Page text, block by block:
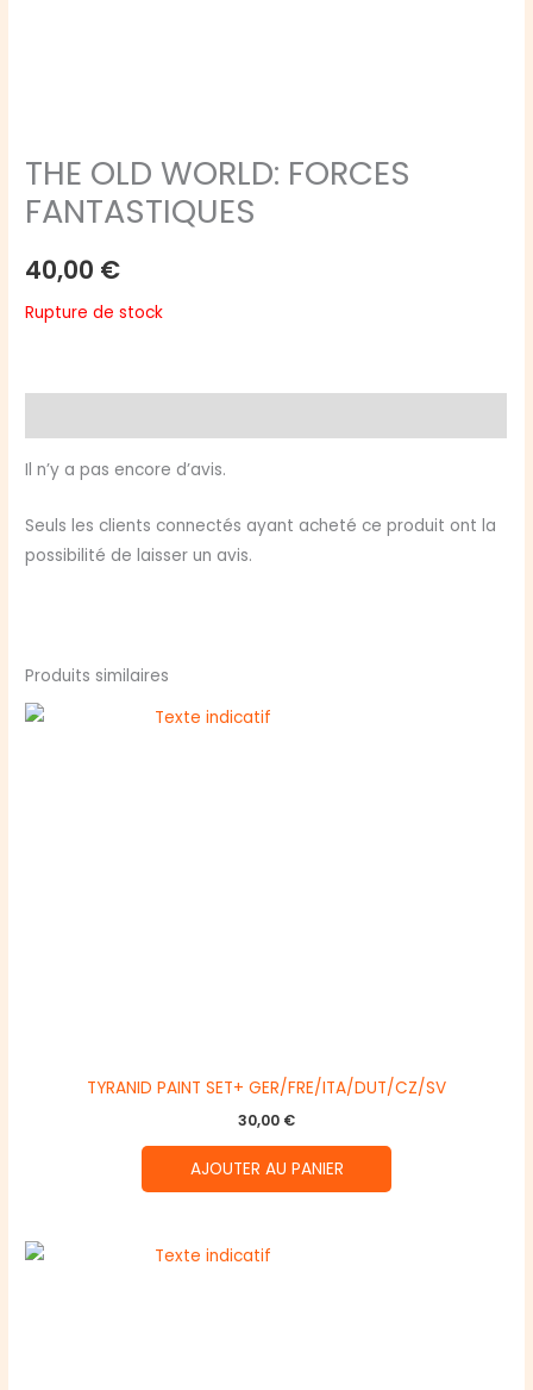
THE OLD WORLD: FORCES
FANTASTIQUES
40,00 €
Rupture de stock
Il n’y a pas encore d’avis.
Seuls les clients connectés ayant acheté ce produit ont la
possibilité de laisser un avis.
Produits similaires
TYRANID PAINT SET+ GER/FRE/ITA/DUT/CZ/SV
30,00 €
AJOUTER AU PANIER